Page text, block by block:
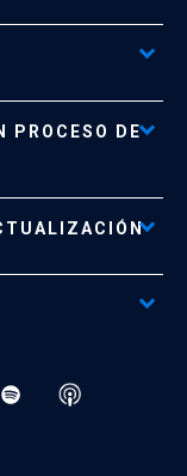
Importante
PROCESO DE
file_download